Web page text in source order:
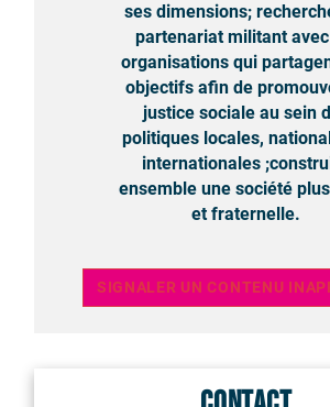
ses dimensions;
partenariat militant
organisations qui
objectifs afin de
justice sociale au sein
politiques locales,
internationales
ensemble une société
et fraternelle.
SIGNALER UN CONTENU